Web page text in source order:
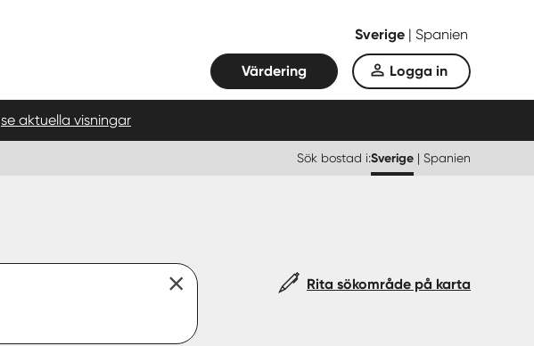
Sverige | Spanien
Värdering Logga in
se aktuella visningar
Sök bostad i:Sverige | Spanien
Rita sökområde på karta